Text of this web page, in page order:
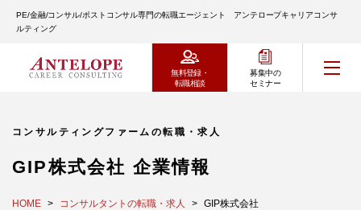
PE/金融/コンサル/ポストコンサル専門の転職エージェント アンテロープキャリアコンサ
ルティング
無料登録・
転職相談
募集中の
セミナー
コンサルティングファームの転職・求人
GIP株式会社 企業情報
HOME コンサルタントの転職・求人 GIP株式会社